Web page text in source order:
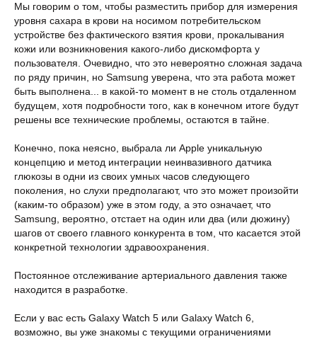
Мы говорим о том, чтобы разместить прибор для измерения
уровня сахара в крови на носимом потребительском
устройстве без фактического взятия крови, прокалывания
кожи или возникновения какого-либо дискомфорта у
пользователя. Очевидно, что это невероятно сложная задача
по ряду причин, но Samsung уверена, что эта работа может
быть выполнена... в какой-то момент в не столь отдаленном
будущем, хотя подробности того, как в конечном итоге будут
решены все технические проблемы, остаются в тайне.
Конечно, пока неясно, выбрала ли Apple уникальную
концепцию и метод интеграции неинвазивного датчика
глюкозы в одни из своих умных часов следующего
поколения, но слухи предполагают, что это может произойти
(каким-то образом) уже в этом году, а это означает, что
Samsung, вероятно, отстает на один или два (или дюжину)
шагов от своего главного конкурента в том, что касается этой
конкретной технологии здравоохранения.
Постоянное отслеживание артериального давления также
находится в разработке.
Если у вас есть Galaxy Watch 5 или Galaxy Watch 6,
возможно, вы уже знакомы с текущими ограничениями